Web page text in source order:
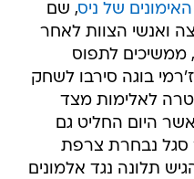
של ניס, שם
ואנשי הצוות לאחר
3:1 ללוריין, ממשיכים לתפוס
בוגה סירבו לשחק
לאלימות מצד
היום החליט גם
סגל נבחרת צרפת
תלונה נגד אלמונים